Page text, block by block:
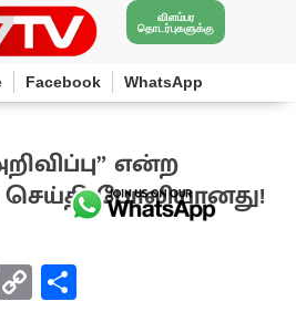
விளம்பர
தொடர்புகளுக்கு
Facebook WhatsApp
என்ற
செய்தி போலியானது!
C